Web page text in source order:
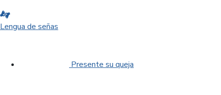
Lengua de señas
Presente su queja